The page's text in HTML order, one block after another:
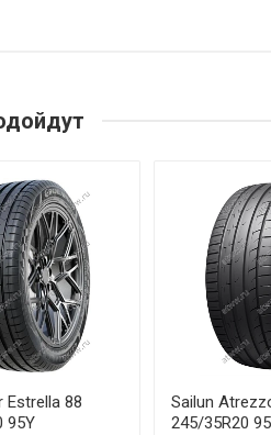
Tourador X SPEED TU1 205/
Tourador X SPEED TU1 205/
Tourador X SPEED TU1 215/
Tourador X SPEED TU1 215/
Tourador X SPEED TU1 215/
Tourador X SPEED TU1 215/
Estrella 88
95Y
Sailun
245/35R20